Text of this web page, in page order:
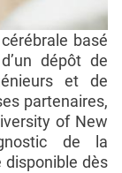
basé
dépôt de
et de
partenaires,
of New
de la
dès